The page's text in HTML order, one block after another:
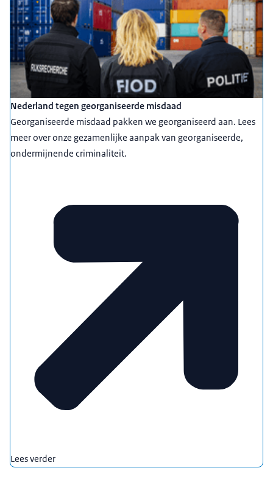
Nederland tegen georganiseerde misdaad
Georganiseerde misdaad pakken we georganiseerd aan. Lees
meer over onze gezamenlijke aanpak van georganiseerde,
ondermijnende criminaliteit.
Lees verder